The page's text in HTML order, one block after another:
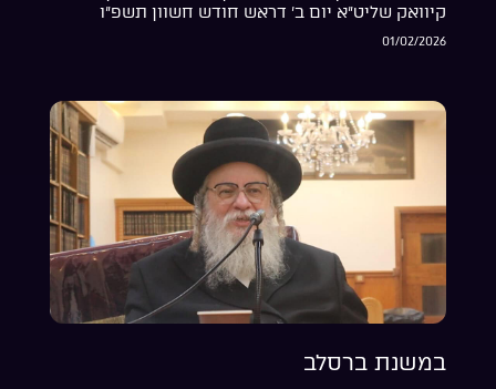
קיוואק שליט”א יום ב’ דראש חודש חשוון תשפ”ו
01/02/2026
במשנת ברסלב